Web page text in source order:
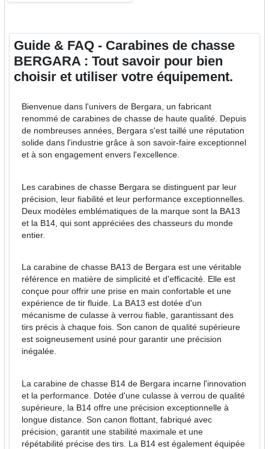
Guide & FAQ - Carabines de chasse
BERGARA : Tout savoir pour bien
choisir et utiliser votre équipement.
Bienvenue dans l'univers de Bergara, un fabricant
renommé de carabines de chasse de haute qualité. Depuis
de nombreuses années, Bergara s'est taillé une réputation
solide dans l'industrie grâce à son savoir-faire exceptionnel
et à son engagement envers l'excellence.
Les carabines de chasse Bergara se distinguent par leur
précision, leur fiabilité et leur performance exceptionnelles.
Deux modèles emblématiques de la marque sont la BA13
et la B14, qui sont appréciées des chasseurs du monde
entier.
La carabine de chasse BA13 de Bergara est une véritable
référence en matière de simplicité et d'efficacité. Elle est
conçue pour offrir une prise en main confortable et une
expérience de tir fluide. La BA13 est dotée d'un
mécanisme de culasse à verrou fiable, garantissant des
tirs précis à chaque fois. Son canon de qualité supérieure
est soigneusement usiné pour garantir une précision
inégalée.
La carabine de chasse B14 de Bergara incarne l'innovation
et la performance. Dotée d'une culasse à verrou de qualité
supérieure, la B14 offre une précision exceptionnelle à
longue distance. Son canon flottant, fabriqué avec
précision, garantit une stabilité maximale et une
répétabilité précise des tirs. La B14 est également équipée